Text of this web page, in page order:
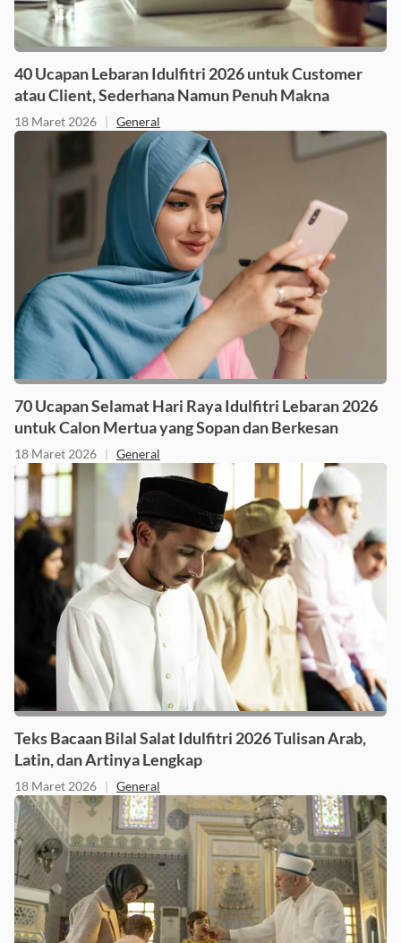
40 Ucapan Lebaran Idulfitri 2026 untuk Customer
atau Client, Sederhana Namun Penuh Makna
18 Maret 2026 | General
70 Ucapan Selamat Hari Raya Idulfitri Lebaran 2026
untuk Calon Mertua yang Sopan dan Berkesan
18 Maret 2026 | General
Teks Bacaan Bilal Salat Idulfitri 2026 Tulisan Arab,
Latin, dan Artinya Lengkap
18 Maret 2026 | General